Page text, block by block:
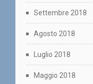
Settembre 2018
Agosto 2018
Luglio 2018
Maggio 2018